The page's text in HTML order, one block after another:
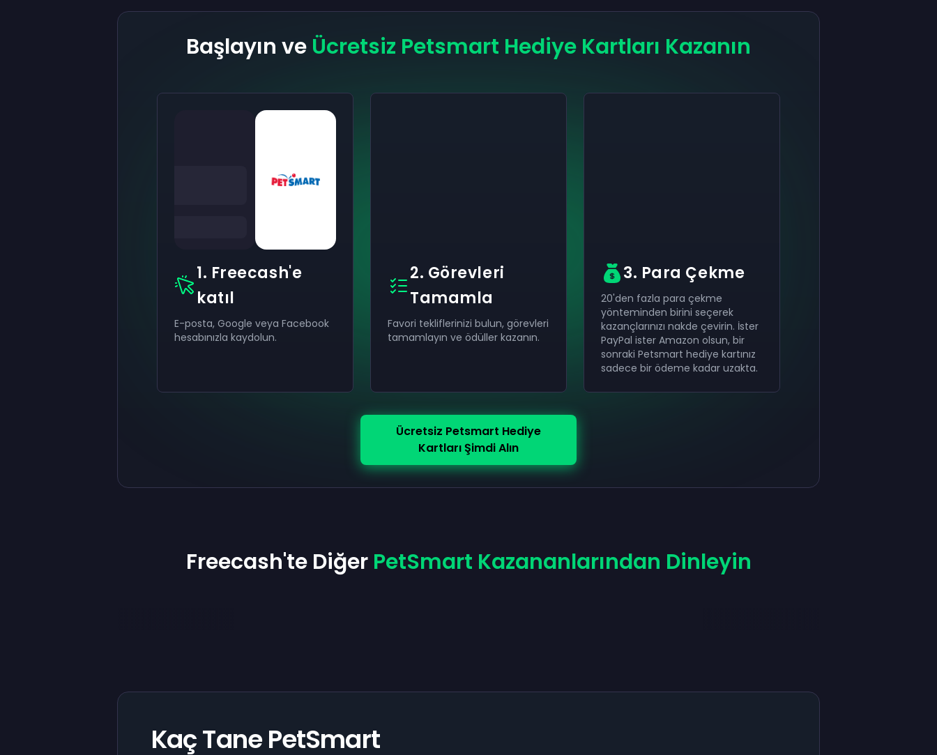
Başlayın ve Ücretsiz Petsmart Hediye Kartları Kazanın
1. Freecash'e
katıl
E-posta, Google veya Facebook
hesabınızla kaydolun.
2. Görevleri
Tamamla
Favori tekliflerinizi bulun, görevleri
tamamlayın ve ödüller kazanın.
3. Para Çekme
20'den fazla para çekme
yönteminden birini seçerek
kazançlarınızı nakde çevirin. İster
PayPal ister Amazon olsun, bir
sonraki Petsmart hediye kartınız
sadece bir ödeme kadar uzakta.
Ücretsiz Petsmart Hediye
Kartları Şimdi Alın
Freecash'te Diğer PetSmart Kazananlarından Dinleyin
Kaç Tane PetSmart